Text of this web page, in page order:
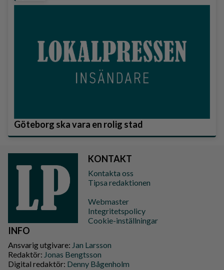
Göteborg ska vara en rolig stad
KONTAKT
Kontakta oss
Tipsa redaktionen
Webmaster
Integritetspolicy
Cookie-inställningar
INFO
Ansvarig utgivare: Jan Larsson
Redaktör: Jonas Bengtsson
Digital redaktör: Denny Bågenholm